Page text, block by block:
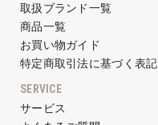
取扱ブランド一覧
商品一覧
お買い物ガイド
特定商取引法に基づく表記
SERVICE
サービス